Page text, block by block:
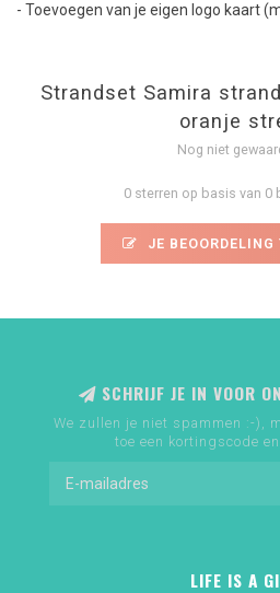
- Toevoegen van je eigen logo kaart
Strandset Samira
oranje
Nog niet
0 sterren op basis van 0
JE BEOORDELING
SCHRIJF JE IN VOOR
We zullen je niet spammen :-),
toe een kortingscode
LIFE IS A